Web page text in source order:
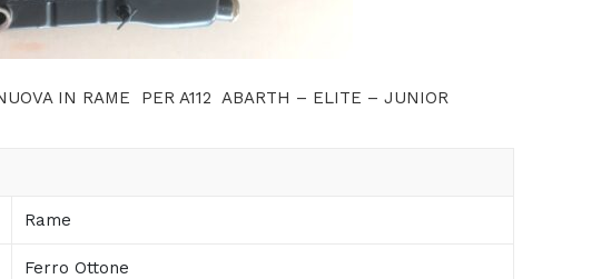
IN RAME
PER A112 ABARTH – ELITE – JUNIOR
Rame
Ferro Ottone